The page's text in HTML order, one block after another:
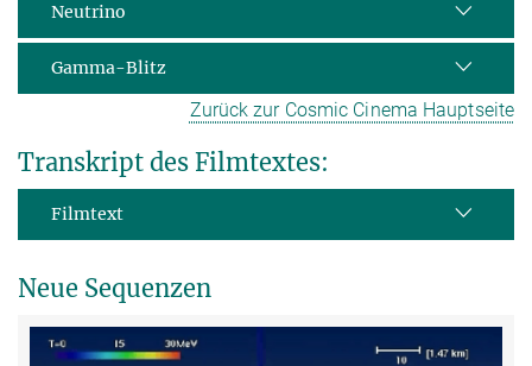
Neutrino
Gamma-Blitz
Zurück zur Cosmic Cinema Hauptseite
Transkript des Filmtextes:
Filmtext
Neue Sequenzen